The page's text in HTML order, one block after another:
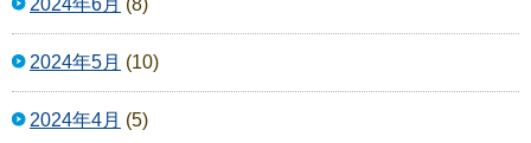
2024年6月 (8)
2024年5月 (10)
2024年4月 (5)